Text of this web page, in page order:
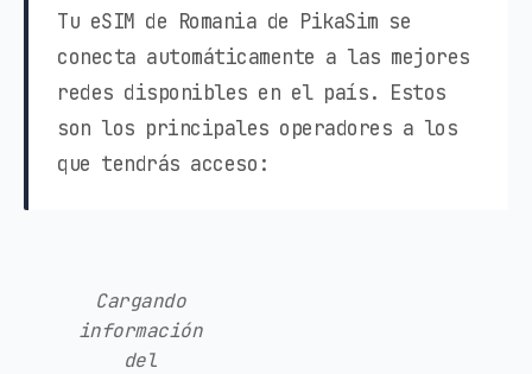
Tu eSIM de Romania de PikaSim se
conecta automáticamente a las mejores
redes disponibles en el país. Estos
son los principales operadores a los
que tendrás acceso:
Cargando
información
del